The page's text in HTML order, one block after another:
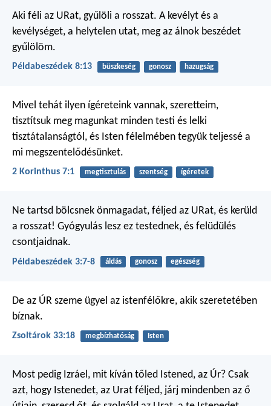
Aki féli az URat, gyűlöli a rosszat. A kevélyt és a
kevélységet, a helytelen utat, meg az álnok beszédet
gyűlölöm.
Példabeszédek 8:13 büszkeség gonosz hazugság
Mivel tehát ilyen ígéreteink vannak, szeretteim,
tisztítsuk meg magunkat minden testi és lelki
tisztátalanságtól, és Isten félelmében tegyük teljessé a
mi megszentelődésünket.
2 Korinthus 7:1 megtisztulás szentség ígéretek
Ne tartsd bölcsnek önmagadat, féljed az URat, és kerüld
a rosszat! Gyógyulás lesz ez testednek, és felüdülés
csontjaidnak.
Példabeszédek 3:7-8 áldás gonosz egészség
De az ÚR szeme ügyel az istenfélőkre, akik szeretetében
bíznak.
Zsoltárok 33:18 megbízhatóság Isten
Most pedig Izráel, mit kíván tőled Istened, az Úr? Csak
azt, hogy Istenedet, az Urat féljed, járj mindenben az ő